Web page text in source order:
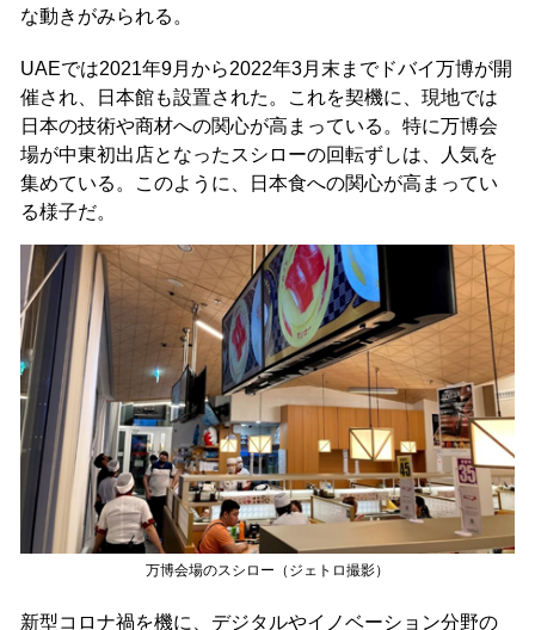
な動きがみられる。
UAEでは2021年9月から2022年3月末までドバイ万博が開
催され、日本館も設置された。これを契機に、現地では
日本の技術や商材への関心が高まっている。特に万博会
場が中東初出店となったスシローの回転ずしは、人気を
集めている。このように、日本食への関心が高まってい
る様子だ。
万博会場のスシロー（ジェトロ撮影）
新型コロナ禍を機に、デジタルやイノベーション分野の